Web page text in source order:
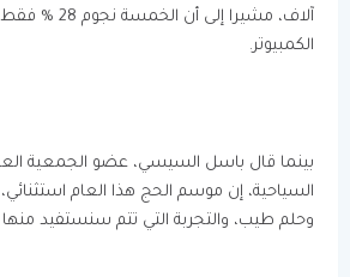
آلاف، مشيرا
الكمبيوتر.
بينما قال باسل السيسي، عضو الجمعية
السياحية، إن موسم الحج هذا العام
وحلم طيب، والتجربة التي تتم سنستفيد منها